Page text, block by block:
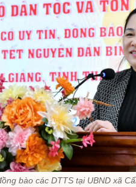
bào các DTTS tại UBND xã